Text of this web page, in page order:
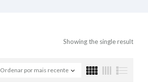
Showing the single result
Ordenar por mais recente